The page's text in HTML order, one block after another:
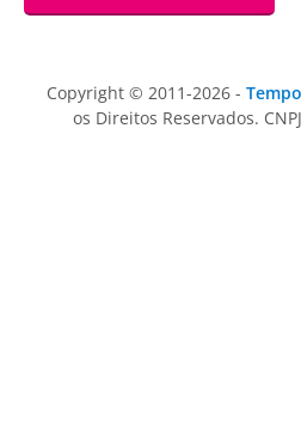
Copyright © 2011-2026 -
os Direitos Reservados.